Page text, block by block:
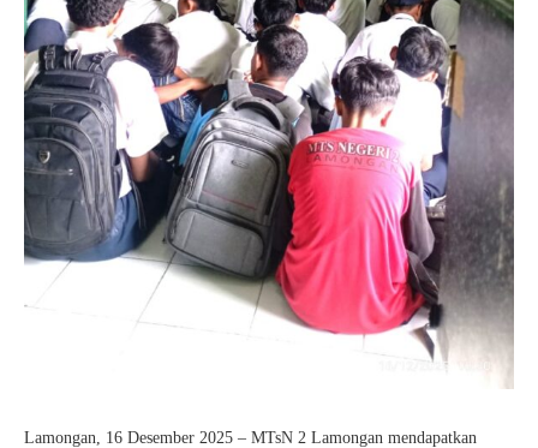
Lamongan, 16 Desember 2025 – MTsN 2 Lamongan mendapatkan